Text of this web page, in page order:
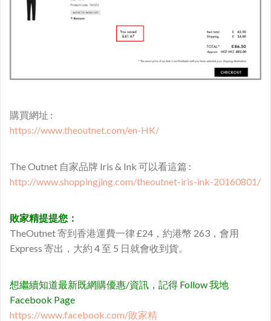
購買網址 :
https://www.theoutnet.com/en-HK/
The Outnet 自家品牌 Iris & Ink 可以看這篇 :
http://www.shoppingjing.com/theoutnet-iris-ink-20160801/
敗家精提提您：
TheOutnet 寄到香港運費一律 £24，約港幣 263，會用
Express 寄出，大約 4 至 5 日就會收到貨。
想繼續知道最新既網購優惠/資訊，記得 Follow 我地
Facebook Page
https://www.facebook.com/敗家精